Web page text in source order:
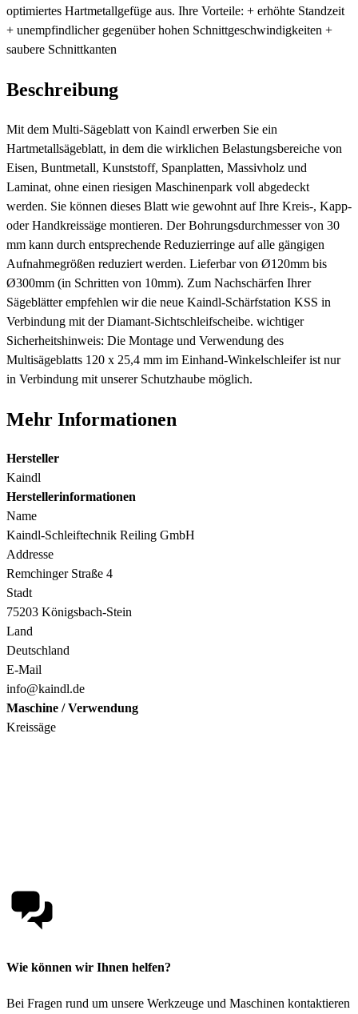
optimiertes Hartmetallgefüge aus. Ihre Vorteile: + erhöhte Standzeit
+ unempfindlicher gegenüber hohen Schnittgeschwindigkeiten +
saubere Schnittkanten
Beschreibung
Mit dem Multi-Sägeblatt von Kaindl erwerben Sie ein
Hartmetallsägeblatt, in dem die wirklichen Belastungsbereiche von
Eisen, Buntmetall, Kunststoff, Spanplatten, Massivholz und
Laminat, ohne einen riesigen Maschinenpark voll abgedeckt
werden. Sie können dieses Blatt wie gewohnt auf Ihre Kreis-, Kapp-
oder Handkreissäge montieren. Der Bohrungsdurchmesser von 30
mm kann durch entsprechende Reduzierringe auf alle gängigen
Aufnahmegrößen reduziert werden. Lieferbar von Ø120mm bis
Ø300mm (in Schritten von 10mm). Zum Nachschärfen Ihrer
Sägeblätter empfehlen wir die neue Kaindl-Schärfstation KSS in
Verbindung mit der Diamant-Sichtschleifscheibe. wichtiger
Sicherheitshinweis: Die Montage und Verwendung des
Multisägeblatts 120 x 25,4 mm im Einhand-Winkelschleifer ist nur
in Verbindung mit unserer Schutzhaube möglich.
Mehr Informationen
Hersteller
Kaindl
Herstellerinformationen
Name
Kaindl-Schleiftechnik Reiling GmbH
Addresse
Remchinger Straße 4
Stadt
75203 Königsbach-Stein
Land
Deutschland
E-Mail
info@kaindl.de
Maschine / Verwendung
Kreissäge
Wie können wir Ihnen helfen?
Bei Fragen rund um unsere Werkzeuge und Maschinen kontaktieren